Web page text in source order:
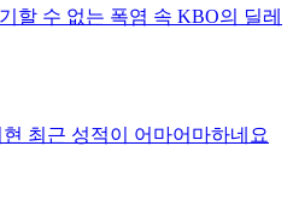
할 수 없는 폭염 속 KBO의 딜레
최근 성적이 어마어마하네요